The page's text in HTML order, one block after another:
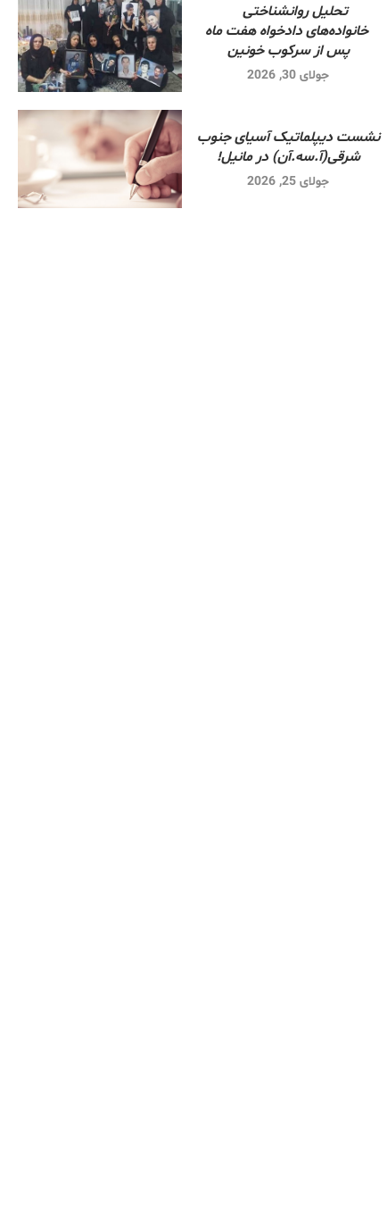
تحلیل روانشناختی
خانواده‌های دادخواه هفت ماه
پس از سرکوب خونین
جولای 30, 2026
نشست دیپلماتیک آسیای جنوب
شرقی‌(آ.سه.آن) در مانیل!
جولای 25, 2026